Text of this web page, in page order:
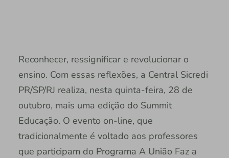
Reconhecer, ressignificar e revolucionar o
ensino. Com essas reflexões, a Central Sicredi
PR/SP/RJ realiza, nesta quinta-feira, 28 de
outubro, mais uma edição do Summit
Educação. O evento on-line, que
tradicionalmente é voltado aos professores
que participam do Programa A União Faz a